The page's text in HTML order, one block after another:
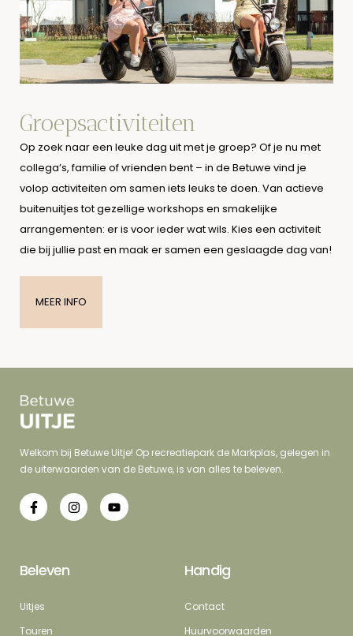
Groepsactiviteiten
Op zoek naar een leuke dag uit met je groep? Of je nu met
collega’s, familie of vrienden bent – in de Betuwe vind je
volop activiteiten om samen iets leuks te doen. Van actieve
buitenuitjes tot gezellige workshops en smakelijke
arrangementen: er is voor ieder wat wils. Kies een activiteit
die bij jullie past en maak er samen een geslaagde dag van!
MEER INFO
Welkom bij Betuwe Uitje! Op recreatiepark de Markplas, gelegen in
de uiterwaarden van de Betuwe, is van alles te beleven.
Beleven
Uitjes
Touren
Handig
Contact
Huurvoorwaarden